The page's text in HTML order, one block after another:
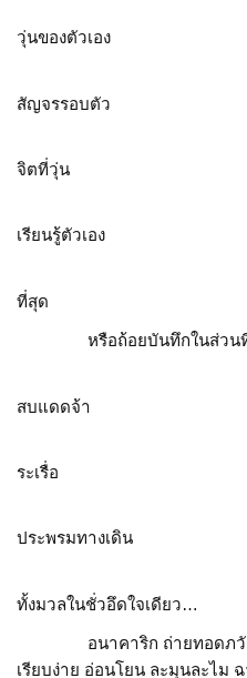
จักเห็นจิต
วุ่นของตัวเอง
จิตที่วุ่นดุ
สัญจรรอบตัว
จิตที่นิ่งคือ
จิตที่วุ่น
โลกคือสน
เรียนรู้ตัวเอง
นี่คือการฝึก
ที่สุด
หรือถ้อยบันทึกในส่วนที่เจ็
ตื่นตอนเที่
สบแดดจ้า
เมื่อคืนอุรา
ระเรื่อ
ฝนตกปรอย
ประพรมทางเดิน
ไยฟ้าดินไ
ทั้งมวลในชั่วอึดใจเดียว…
อนาคาริก ถ่ายทอดภวังค์
เรียบง่าย อ่อนโยน ละมุนละไม